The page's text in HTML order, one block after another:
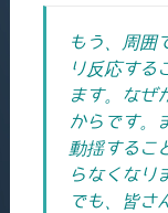
もう、周囲
り反応する
ます。なぜ
からです。
動揺するこ
らなくなり
でも、皆さ